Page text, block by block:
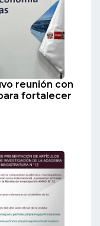
reunión con
fortalecer